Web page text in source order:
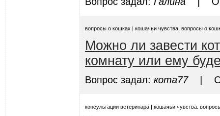
вопросы о кошках | кошачьи чувства. вопросы о
Можно ли завести
комнату или ему
Вопрос задал: кота77|
консультации ветеринара | кошачьи чувства.